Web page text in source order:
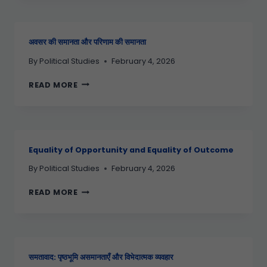
अवसर की समानता और परिणाम की समानता
By Political Studies February 4, 2026
READ MORE
Equality of Opportunity and Equality of Outcome
By Political Studies February 4, 2026
READ MORE
समतावाद: पृष्ठभूमि असमानताएँ और विभेदात्मक व्यवहार